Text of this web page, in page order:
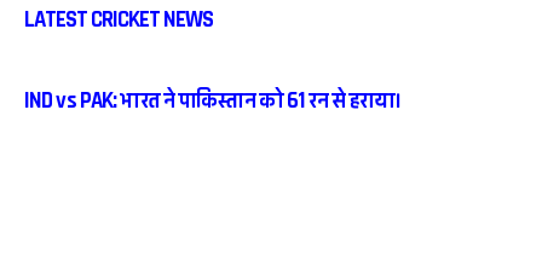
LATEST CRICKET NEWS
IND vs PAK: भारत ने पाकिस्तान को 61 रन से हराया।